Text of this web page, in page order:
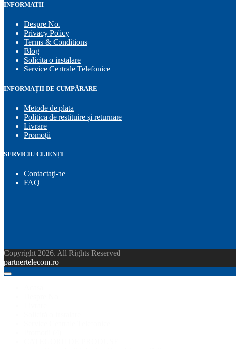
INFORMATII
Despre Noi
Privacy Policy
Terms & Conditions
Blog
Solicita o instalare
Service Centrale Telefonice
INFORMAȚII DE CUMPĂRARE
Metode de plata
Politica de restituire și returnare
Livrare
Promoții
SERVICIU CLIENȚI
Contactaţi-ne
FAQ
Copyright 2026. All Rights Reserved
partnertelecom.ro